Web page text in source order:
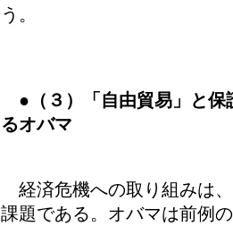
う。
●（３）「自由貿易」と
るオバマ
経済危機への取り組みは
課題である。オバマは前例